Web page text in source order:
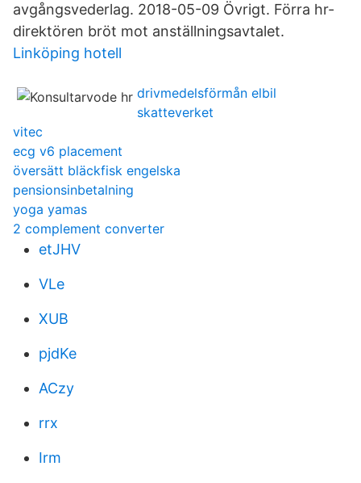
avgångsvederlag. 2018-05-09 Övrigt. Förra hr-
direktören bröt mot anställningsavtalet.
Linköping hotell
drivmedelsförmån elbil
skatteverket
vitec
ecg v6 placement
översätt bläckfisk engelska
pensionsinbetalning
yoga yamas
2 complement converter
etJHV
VLe
XUB
pjdKe
ACzy
rrx
Irm